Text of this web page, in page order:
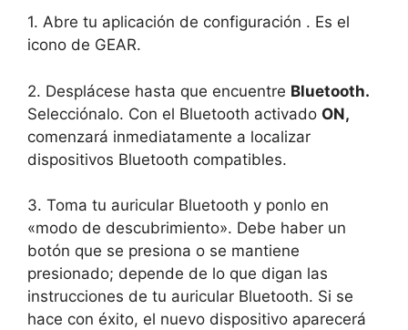
1. Abre tu aplicación de configuración . Es el
icono de GEAR.
2. Desplácese hasta que encuentre Bluetooth.
Selecciónalo. Con el Bluetooth activado ON,
comenzará inmediatamente a localizar
dispositivos Bluetooth compatibles.
3. Toma tu auricular Bluetooth y ponlo en
«modo de descubrimiento». Debe haber un
botón que se presiona o se mantiene
presionado; depende de lo que digan las
instrucciones de tu auricular Bluetooth. Si se
hace con éxito, el nuevo dispositivo aparecerá